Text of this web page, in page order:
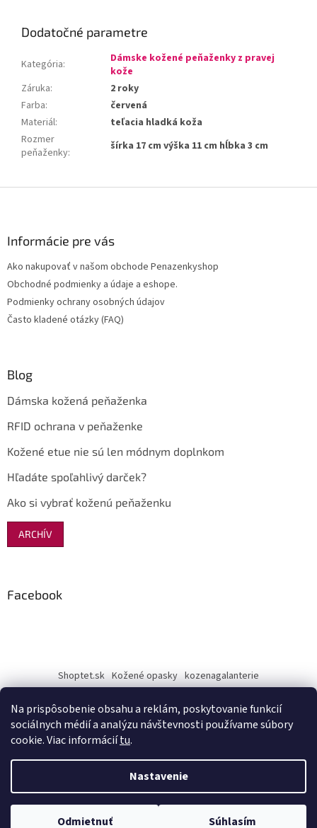
Na prispôsobenie obsahu a reklám, poskytovanie funkcií
sociálnych médií a analýzu návštevnosti používame súbory
cookie. Viac informáciítu.
Nastavenie
Odmietnuť Súhlasím
Dodatočné parametre
Kategória:
Dámske kožené peňaženky z pravej
kože
Záruka:
2 roky
Farba:
červená
Materiál:
teľacia hladká koža
Rozmer
peňaženky: šírka 17 cm výška 11 cm hĺbka 3 cm
Informácie pre vás
Ako nakupovať v našom obchode Penazenkyshop
Obchodné podmienky a údaje a eshope.
Podmienky ochrany osobných údajov
Často kladené otázky (FAQ)
Blog
Dámska kožená peňaženka
RFID ochrana v peňaženke
Kožené etue nie sú len módnym doplnkom
Hľadáte spoľahlivý darček?
Ako si vybrať koženú peňaženku
ARCHÍV
Facebook
Shoptet.sk Kožené opasky kozenagalanterie
Copyright 2026penazenkyshop.sk. Všetky práva vyhradené.
Upraviť nastavenie cookies